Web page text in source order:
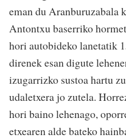
eman du Aranburuzabala
Antontxu baserriko
hori autobideko lanetatik
direnek esan digute
izugarrizko sustoa hartu
udaletxera jo zutela.
hori baino lehenago,
etxearen alde bateko